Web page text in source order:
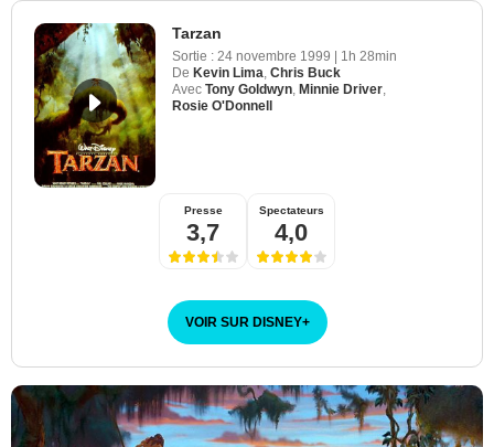
Tarzan
Sortie : 24 novembre 1999
1h 28min
De Kevin Lima, Chris Buck
Avec Tony Goldwyn, Minnie Driver,
Rosie O'Donnell
Presse
3,7
Spectateurs
4,0
VOIR SUR DISNEY+